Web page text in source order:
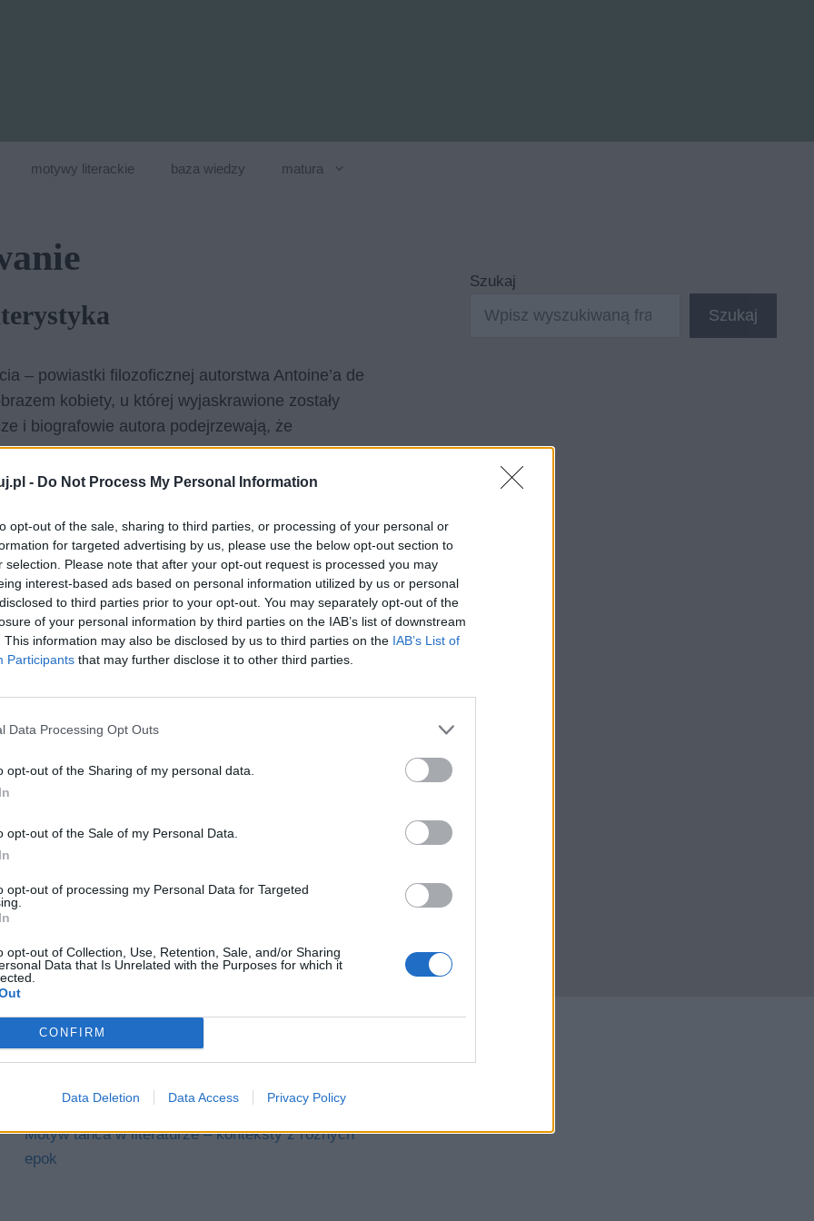
- Do Not Process My Personal Information
opt-out of the sale, sharing to third parties, or processing of your personal or
for targeted advertising by us, please use the below opt-out section to
selection. Please note that after your opt-out request is processed you may
interest-based ads based on personal information utilized by us or personal
to third parties prior to your opt-out. You may separately opt-out of the
of your personal information by third parties on the IAB’s list of downstream
This information may also be disclosed by us to third parties on the IAB’s List of
Participants that may further disclose it to other third parties.
Data Processing Opt Outs
opt-out of the Sharing of my personal data.
opt-out of the Sale of my Personal Data.
opt-out of processing my Personal Data for Targeted
opt-out of Collection, Use, Retention, Sale, and/or Sharing
Data that Is Unrelated with the Purposes for which it
CONFIRM
Data Deletion Data Access Privacy Policy
motywy literackie baza wiedzy matura
– powiastki filozoficznej autorstwa Antoine’a de
kobiety, u której wyjaskrawione zostały
i biografowie autora podejrzewają, że
Antoine’a de Saint-Exupery’ego, do dziś przez
dzieł literatury europejskiej i światowej. To
o tym, jak niepostrzeżenie dorośli tracą
nadaje naszemu światu jakichkolwiek barw.
na całym świecie i wciąż zdobywa
Książę jest bowiem postacią na tyle uniwersalną,
czytelnicy mogą odnaleźć w nim coś z
Szukaj
Szukaj
Nudesy – co to znaczy?
odpowiedzi
Motyw tańca w literaturze – konteksty z różnych
epok